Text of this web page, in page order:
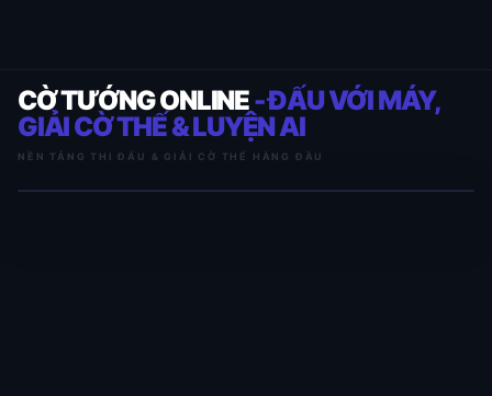
CỜ TƯỚNG ONLINE- ĐẤU VỚI MÁY,
GIẢI CỜ THẾ & LUYỆN AI
NỀN TẢNG THI ĐẤU & GIẢI CỜ THẾ HÀNG ĐẦU